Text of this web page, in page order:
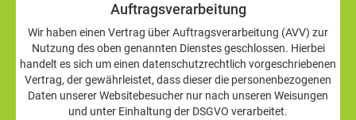
Auftragsverarbeitung
Wir haben einen Vertrag über Auftragsverarbeitung (AVV) zur
Nutzung des oben genannten Dienstes geschlossen. Hierbei
handelt es sich um einen datenschutzrechtlich vorgeschriebenen
Vertrag, der gewährleistet, dass dieser die personenbezogenen
Daten unserer Websitebesucher nur nach unseren Weisungen
und unter Einhaltung der DSGVO verarbeitet.